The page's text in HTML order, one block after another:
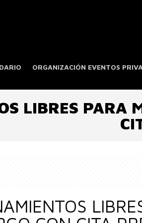
ORGANIZACIÓN EVENTOS
LIBRES PARA